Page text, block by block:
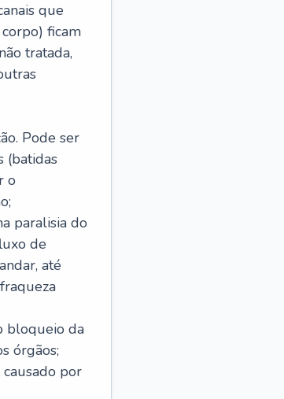
que
ficam
tratada,
Pode ser
(batidas
o
paralisia do
de
até
bloqueio da
órgãos;
por